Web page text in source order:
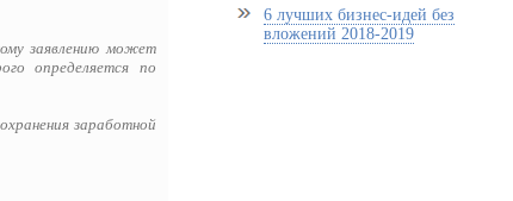
заявлению может
определяется по
заработной
6 лучших бизнес-идей без
вложений 2018-2019